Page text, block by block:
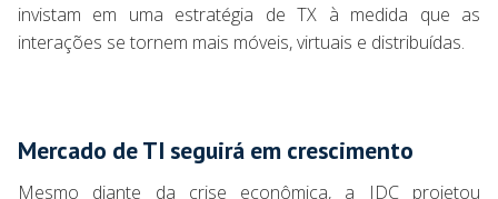
invistam em uma estratégia de TX à medida que as
interações se tornem mais móveis, virtuais e distribuídas.
Mercado de TI seguirá em crescimento
Mesmo diante da crise econômica, a IDC projetou